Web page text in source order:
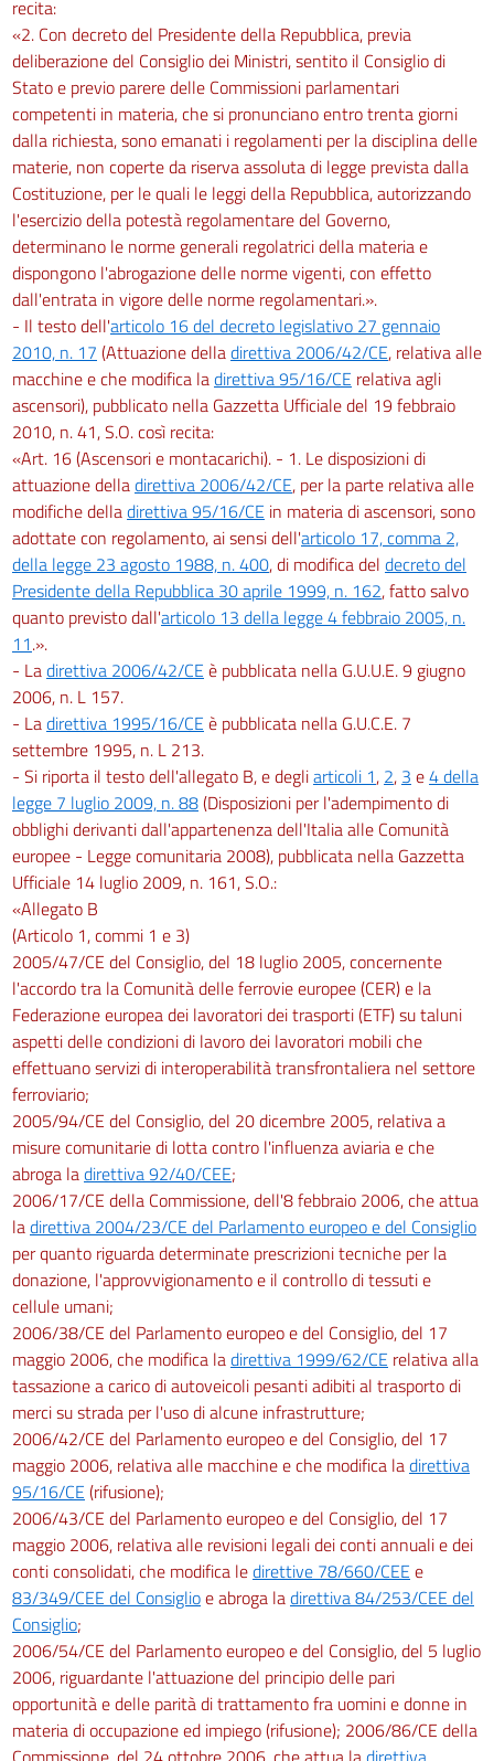
recita:
«2. Con decreto del Presidente della Repubblica, previa
deliberazione del Consiglio dei Ministri, sentito il Consiglio di
Stato e previo parere delle Commissioni parlamentari
competenti in materia, che si pronunciano entro trenta giorni
dalla richiesta, sono emanati i regolamenti per la disciplina delle
materie, non coperte da riserva assoluta di legge prevista dalla
Costituzione, per le quali le leggi della Repubblica, autorizzando
l'esercizio della potestà regolamentare del Governo,
determinano le norme generali regolatrici della materia e
dispongono l'abrogazione delle norme vigenti, con effetto
dall'entrata in vigore delle norme regolamentari.».
- Il testo dell'articolo 16 del decreto legislativo 27 gennaio
2010, n. 17 (Attuazione delladirettiva 2006/42/CE, relativa alle
macchine e che modifica ladirettiva 95/16/CE relativa agli
ascensori), pubblicato nella Gazzetta Ufficiale del 19 febbraio
2010, n. 41, S.O. così recita:
«Art. 16 (Ascensori e montacarichi). - 1. Le disposizioni di
attuazione delladirettiva 2006/42/CE, per la parte relativa alle
modifiche delladirettiva 95/16/CE in materia di ascensori, sono
adottate con regolamento, ai sensi dell'articolo 17, comma 2,
della legge 23 agosto 1988, n. 400, di modifica del decreto del
Presidente della Repubblica 30 aprile 1999, n. 162, fatto salvo
quanto previsto dall'articolo 13 della legge 4 febbraio 2005, n.
11.».
- Ladirettiva 2006/42/CE è pubblicata nella G.U.U.E. 9 giugno
2006, n. L 157.
- Ladirettiva 1995/16/CE è pubblicata nella G.U.C.E. 7
settembre 1995, n. L 213.
- Si riporta il testo dell'allegato B, e degliarticoli 1, 2, 3 e4 della
legge 7 luglio 2009, n. 88(Disposizioni per l'adempimento di
obblighi derivanti dall'appartenenza dell'Italia alle Comunità
europee - Legge comunitaria 2008), pubblicata nella Gazzetta
Ufficiale 14 luglio 2009, n. 161, S.O.:
«Allegato B
(Articolo 1, commi 1 e 3)
2005/47/CE del Consiglio, del 18 luglio 2005, concernente
l'accordo tra la Comunità delle ferrovie europee (CER) e la
Federazione europea dei lavoratori dei trasporti (ETF) su taluni
aspetti delle condizioni di lavoro dei lavoratori mobili che
effettuano servizi di interoperabilità transfrontaliera nel settore
ferroviario;
2005/94/CE del Consiglio, del 20 dicembre 2005, relativa a
misure comunitarie di lotta contro l'influenza aviaria e che
abroga ladirettiva 92/40/CEE;
2006/17/CE della Commissione, dell'8 febbraio 2006, che attua
ladirettiva 2004/23/CE del Parlamento europeo e del Consiglio
per quanto riguarda determinate prescrizioni tecniche per la
donazione, l'approvvigionamento e il controllo di tessuti e
cellule umani;
2006/38/CE del Parlamento europeo e del Consiglio, del 17
maggio 2006, che modifica ladirettiva 1999/62/CE relativa alla
tassazione a carico di autoveicoli pesanti adibiti al trasporto di
merci su strada per l'uso di alcune infrastrutture;
2006/42/CE del Parlamento europeo e del Consiglio, del 17
maggio 2006, relativa alle macchine e che modifica ladirettiva
95/16/CE (rifusione);
2006/43/CE del Parlamento europeo e del Consiglio, del 17
maggio 2006, relativa alle revisioni legali dei conti annuali e dei
conti consolidati, che modifica ledirettive 78/660/CEE e
83/349/CEE del Consiglioe abroga ladirettiva 84/253/CEE del
Consiglio;
2006/54/CE del Parlamento europeo e del Consiglio, del 5 luglio
2006, riguardante l'attuazione del principio delle pari
opportunità e delle parità di trattamento fra uomini e donne in
materia di occupazione ed impiego (rifusione); 2006/86/CE della